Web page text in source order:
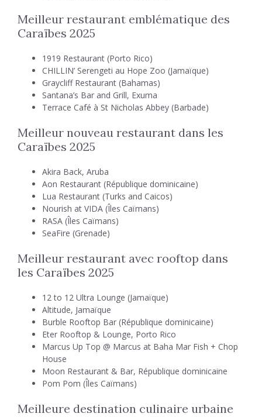
Meilleur restaurant emblématique des
Caraïbes 2025
1919 Restaurant (Porto Rico)
CHILLIN’ Serengeti au Hope Zoo (Jamaïque)
Graycliff Restaurant (Bahamas)
Santana’s Bar and Grill, Exuma
Terrace Café à St Nicholas Abbey (Barbade)
Meilleur nouveau restaurant dans les
Caraïbes 2025
Akira Back, Aruba
Aon Restaurant (République dominicaine)
Lua Restaurant (Turks and Caicos)
Nourish at VIDA (Îles Caïmans)
RASA (Îles Caïmans)
SeaFire (Grenade)
Meilleur restaurant avec rooftop dans
les Caraïbes 2025
12 to 12 Ultra Lounge (Jamaïque)
Altitude, Jamaïque
Burble Rooftop Bar (République dominicaine)
Eter Rooftop & Lounge, Porto Rico
Marcus Up Top @ Marcus at Baha Mar Fish + Chop
House
Moon Restaurant & Bar, République dominicaine
Pom Pom (Îles Caïmans)
Meilleure destination culinaire urbaine